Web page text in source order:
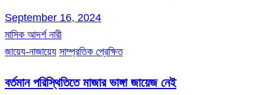
September 16, 2024
মাসিক আদর্শ নারী
জায়েয-নাজায়েয সাম্প্রতিক প্রেক্ষিত
বর্তমান পরিস্থিতিতে মাজার ভাঙ্গা জায়েজ নেই